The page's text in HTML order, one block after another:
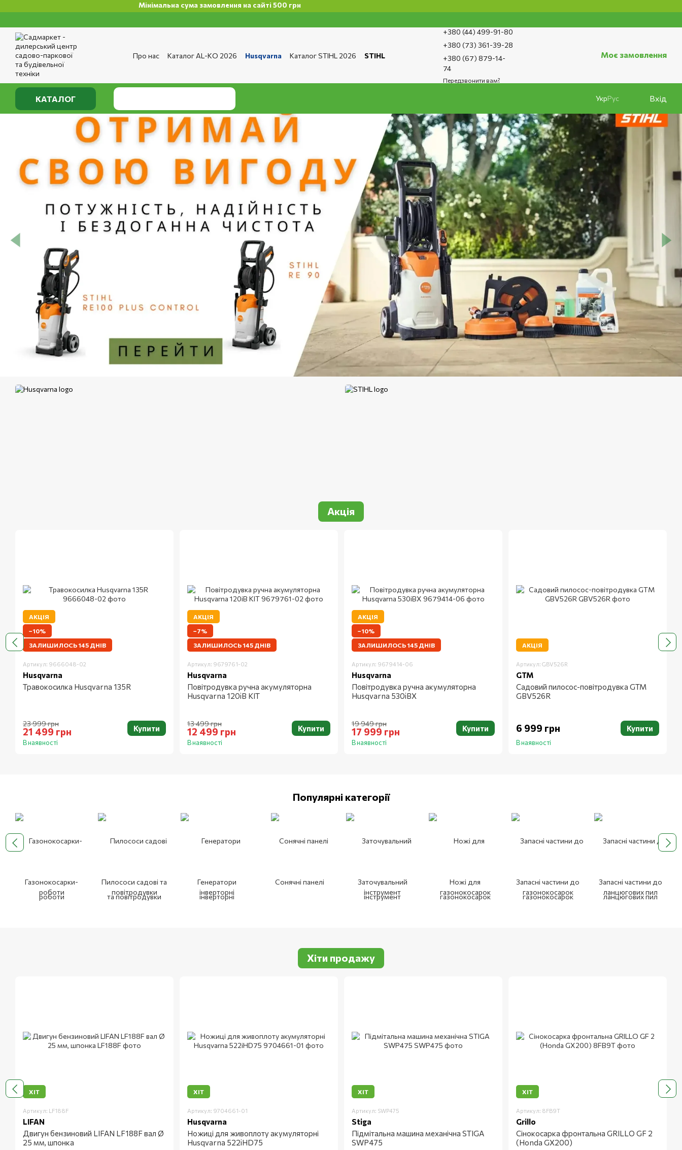
Мінімальна сума замовлення на сайті 500 грн
Про нас Каталог AL-KO 2026 Husqvarna Каталог STIHL 2026
STIHL
Публічний договір
Політика конфіденційності
+380 (44) 499-91-80
+380 (73) 361-39-28
+380 (67) 879-14-
74
Передзвонити вам?
Моє замовлення
КАТАЛОГ УкрРус Вхід
Акція
АКЦІЯ
−10%
ЗАЛИШИЛОСЬ 145 ДНІВ
Артикул: 9666048-02
Husqvarna
Травокосилка Husqvarna 135R
23 999 грн
21 499 грн Купити
В наявності
АКЦІЯ
−7%
ЗАЛИШИЛОСЬ 145 ДНІВ
Артикул: 9679761-02
Husqvarna
Повітродувка ручна акумуляторна
Husqvarna 120iB KIT
13 499 грн
12 499 грн Купити
В наявності
АКЦІЯ
−10%
ЗАЛИШИЛОСЬ 145 ДНІВ
Артикул: 9679414-06
Husqvarna
Повітродувка ручна акумуляторна
Husqvarna 530iBX
19 949 грн
17 999 грн Купити
В наявності
АКЦІЯ
Артикул: GBV526R
GTM
Садовий пилосос-повітродувка GTM
GBV526R
6 999 грн Купити
В наявності
Популярні категорії
Газонокосарки-
роботи
Пилососи садові та
повітродувки
Генератори
інверторні
Сонячні панелі
Заточувальний
інструмент
Ножі для
газонокосарок
Запасні частини до
газонокосарок
Запасні частини до
ланцюгових пил
Хіти продажу
ХІТ
Артикул: LF188F
LIFAN
Двигун бензиновий LIFAN LF188F вал Ø
25 мм, шпонка
ХІТ
Артикул: 9704661-01
Husqvarna
Ножиці для живоплоту акумуляторні
Husqvarna 522iHD75
ХІТ
Артикул: SWP475
Stiga
Підмітальна машина механічна STIGA
SWP475
ХІТ
Артикул: 8FB9T
Grillo
Сінокосарка фронтальна GRILLO GF 2
(Honda GX200)